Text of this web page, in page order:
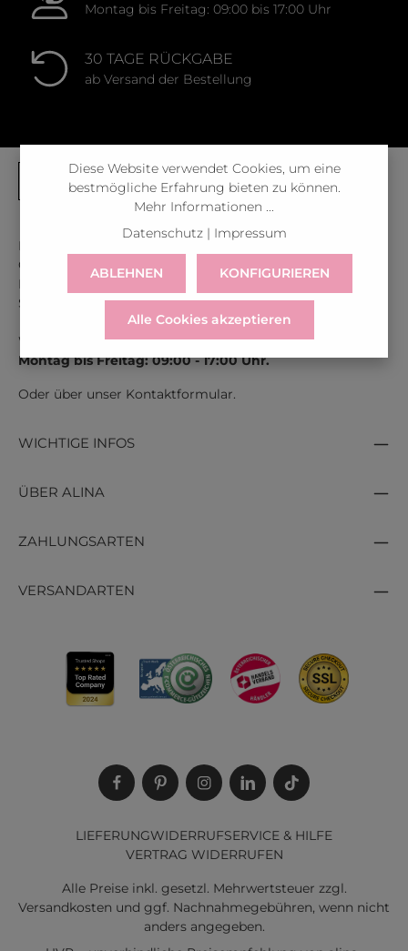
Montag bis Freitag: 09:00 bis 17:00 Uhr
30 TAGE RÜCKGABE
ab Versand der Bestellung
Kontaktiere uns unter der gratis Rufnummer:
Österreich:
0043 800 366 60 33
Deutschland:
Schweiz:
0041 800 366 603
Wir sind für dich erreichbar:
Montag bis Freitag: 09:00 - 17:00 Uhr.
Oder über unser Kontaktformular.
WICHTIGE INFOS
ÜBER ALINA
ZAHLUNGSARTEN
VERSANDARTEN
LIEFERUNGWIDERRUFSERVICE & HILFE
VERTRAG WIDERRUFEN
Alle Preise inkl. gesetzl. Mehrwertsteuer zzgl.
Versandkosten und ggf. Nachnahmegebühren, wenn nicht
anders angegeben.
Diese Website verwendet Cookies, um eine
bestmögliche Erfahrung bieten zu können.
Mehr Informationen ...
Datenschutz| Impressum
ABLEHNEN KONFIGURIEREN
Alle Cookies akzeptieren